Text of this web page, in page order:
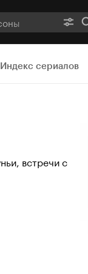
Индекс сериалов
встречи с